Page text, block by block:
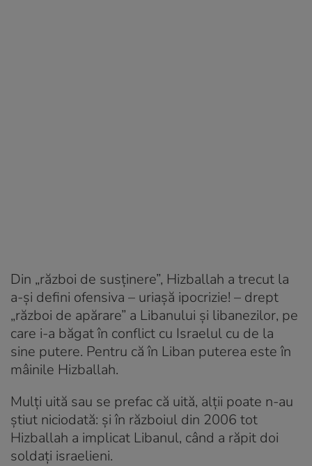
Din „război de susţinere”, Hizballah a trecut la
a-şi defini ofensiva – uriaşă ipocrizie! – drept
„război de apărare” a Libanului şi libanezilor, pe
care i-a băgat în conflict cu Israelul cu de la
sine putere. Pentru că în Liban puterea este în
mâinile Hizballah.
Mulţi uită sau se prefac că uită, alţii poate n-au
ştiut niciodată: şi în războiul din 2006 tot
Hizballah a implicat Libanul, când a răpit doi
soldați israelieni.